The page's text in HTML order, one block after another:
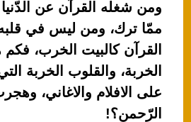
ومن شغله القرآن عن الدّنيا
ممّا ترك، ومن ليس في
القرآن كالبيت الخرب،
الخربة، والقلوب الخربة
على الافلام والاغاني،
الرّحمن؟!